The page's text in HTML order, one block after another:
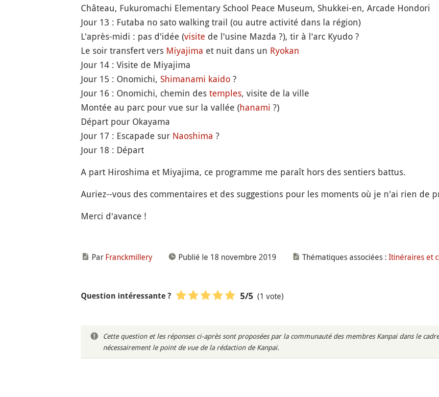
Château, Fukuromachi Elementary School Peace Museum, Shukkei-en, Arcade Hondori
Jour 13 : Futaba no sato walking trail (ou autre activité dans la région)
L'après-midi : pas d'idée (visite de l'usine Mazda ?), tir à l'arc Kyudo ?
Le soir transfert vers Miyajima et nuit dans un Ryokan
Jour 14 : Visite de Miyajima
Jour 15 : Onomichi, Shimanami kaido?
Jour 16 : Onomichi, chemin des temples, visite de la ville
Montée au parc pour vue sur la vallée (hanami ?)
Départ pour Okayama
Jour 17 : Escapade sur Naoshima ?
Jour 18 : Départ
A part Hiroshima et Miyajima, ce programme me paraît hors des sentiers battus.
Auriez--vous des commentaires et des suggestions pour les moments où je n'ai rien de
Merci d'avance !
Par Franckmillery Publié le 18 novembre 2019 Thématiques associées : Itinéraires et
Question intéressante ? 5/5 (1 vote)
Cette question et les réponses ci-après sont proposées par la communauté des membres Kanpai dans le
nécessairement le point de vue de la rédaction de Kanpai.